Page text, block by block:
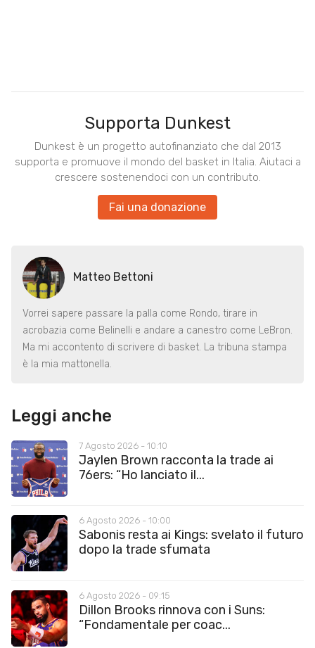
Supporta Dunkest
Dunkest è un progetto autofinanziato che dal 2013
supporta e promuove il mondo del basket in Italia. Aiutaci a
crescere sostenendoci con un contributo.
Fai una donazione
Matteo Bettoni
Vorrei sapere passare la palla come Rondo, tirare in
acrobazia come Belinelli e andare a canestro come LeBron.
Ma mi accontento di scrivere di basket. La tribuna stampa
è la mia mattonella.
Leggi anche
7 Agosto 2026 - 10:10
Jaylen Brown racconta la trade ai
76ers: “Ho lanciato il...
6 Agosto 2026 - 10:00
Sabonis resta ai Kings: svelato il futuro
dopo la trade sfumata
6 Agosto 2026 - 09:15
Dillon Brooks rinnova con i Suns:
“Fondamentale per coac...